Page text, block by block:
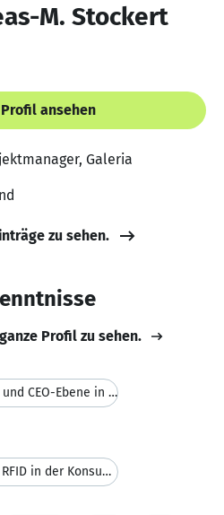
M. Stockert
Profil ansehen
Galeria
zu sehen.
Profil zu sehen.
Interims Management auf COO und CEO-Ebene in der K
Know how im Bereich SCM und RFID in der Konsumgüt